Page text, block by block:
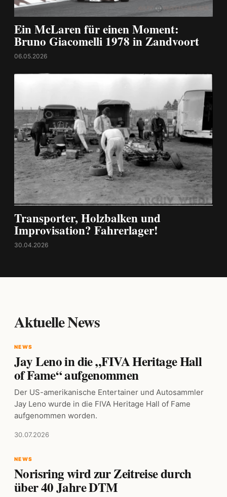
Ein McLaren für einen Moment:
Bruno Giacomelli 1978 in Zandvoort
06.05.2026
Transporter, Holzbalken und
Improvisation? Fahrerlager!
30.04.2026
Aktuelle News
NEWS
Jay Leno in die „FIVA Heritage Hall
of Fame“ aufgenommen
Der US-amerikanische Entertainer und Autosammler
Jay Leno wurde in die FIVA Heritage Hall of Fame
aufgenommen worden.
30.07.2026
NEWS
Norisring wird zur Zeitreise durch
über 40 Jahre DTM